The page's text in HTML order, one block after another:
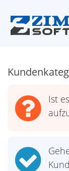
Ist